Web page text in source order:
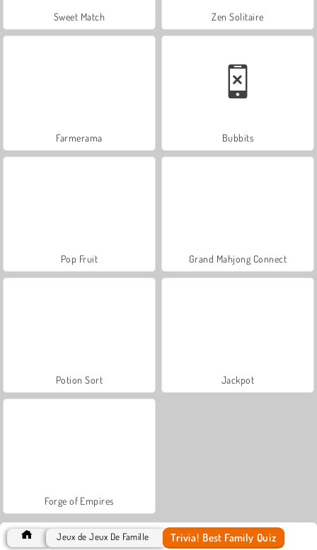
Sweet Match Zen Solitaire
Farmerama Bubbits
Pop Fruit Grand Mahjong Connect
Potion Sort Jackpot
Forge of Empires
Jeux de Jeux De Famille Trivia! Best Family Quiz